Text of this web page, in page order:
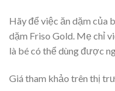
Hãy để việc ăn dặm của
dặm Friso Gold. Mẹ chỉ
là bé có thể dùng được
Giá tham khảo trên thị